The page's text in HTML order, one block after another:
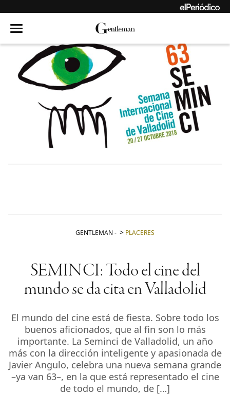
GENTLEMAN - PLACERES
SEMINCI: Todo el cine del
mundo se da cita en Valladolid
El mundo del cine está de fiesta. Sobre todo los
buenos aficionados, que al fin son lo más
importante. La Seminci de Valladolid, un año
más con la dirección inteligente y apasionada de
Javier Angulo, celebra una nueva semana grande
–ya van 63–, en la que está representado el cine
de todo el mundo, de […]